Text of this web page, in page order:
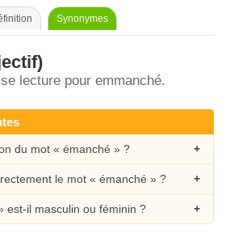
Synonymes
lecture pour emmanché.
du mot « émanché » ?
le mot « émanché » ?
est-il masculin ou féminin ?